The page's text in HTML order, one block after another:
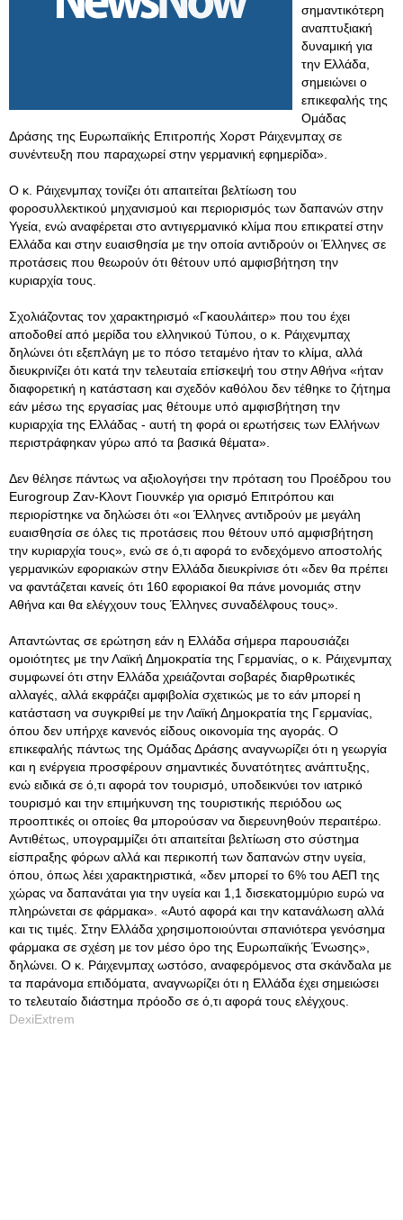
σημαντικότερη
αναπτυξιακή
δυναμική για
την Ελλάδα,
σημειώνει ο
επικεφαλής της
Ομάδας
Δράσης της Ευρωπαϊκής Επιτροπής Χορστ Ράιχενμπαχ σε
συνέντευξη που παραχωρεί στην γερμανική εφημερίδα».
Ο κ. Ράιχενμπαχ τονίζει ότι απαιτείται βελτίωση του
φοροσυλλεκτικού μηχανισμού και περιορισμός των δαπανών στην
Υγεία, ενώ αναφέρεται στο αντιγερμανικό κλίμα που επικρατεί στην
Ελλάδα και στην ευαισθησία με την οποία αντιδρούν οι Έλληνες σε
προτάσεις που θεωρούν ότι θέτουν υπό αμφισβήτηση την
κυριαρχία τους.
Σχολιάζοντας τον χαρακτηρισμό «Γκαουλάιτερ» που του έχει
αποδοθεί από μερίδα του ελληνικού Τύπου, ο κ. Ράιχενμπαχ
δηλώνει ότι εξεπλάγη με το πόσο τεταμένο ήταν το κλίμα, αλλά
διευκρινίζει ότι κατά την τελευταία επίσκεψή του στην Αθήνα «ήταν
διαφορετική η κατάσταση και σχεδόν καθόλου δεν τέθηκε το ζήτημα
εάν μέσω της εργασίας μας θέτουμε υπό αμφισβήτηση την
κυριαρχία της Ελλάδας - αυτή τη φορά οι ερωτήσεις των Ελλήνων
περιστράφηκαν γύρω από τα βασικά θέματα».
Δεν θέλησε πάντως να αξιολογήσει την πρόταση του Προέδρου του
Eurogroup Ζαν-Κλοντ Γιουνκέρ για ορισμό Επιτρόπου και
περιορίστηκε να δηλώσει ότι «οι Έλληνες αντιδρούν με μεγάλη
ευαισθησία σε όλες τις προτάσεις που θέτουν υπό αμφισβήτηση
την κυριαρχία τους», ενώ σε ό,τι αφορά το ενδεχόμενο αποστολής
γερμανικών εφοριακών στην Ελλάδα διευκρίνισε ότι «δεν θα πρέπει
να φαντάζεται κανείς ότι 160 εφοριακοί θα πάνε μονομιάς στην
Αθήνα και θα ελέγχουν τους Έλληνες συναδέλφους τους».
Απαντώντας σε ερώτηση εάν η Ελλάδα σήμερα παρουσιάζει
ομοιότητες με την Λαϊκή Δημοκρατία της Γερμανίας, ο κ. Ράιχενμπαχ
συμφωνεί ότι στην Ελλάδα χρειάζονται σοβαρές διαρθρωτικές
αλλαγές, αλλά εκφράζει αμφιβολία σχετικώς με το εάν μπορεί η
κατάσταση να συγκριθεί με την Λαϊκή Δημοκρατία της Γερμανίας,
όπου δεν υπήρχε κανενός είδους οικονομία της αγοράς. Ο
επικεφαλής πάντως της Ομάδας Δράσης αναγνωρίζει ότι η γεωργία
και η ενέργεια προσφέρουν σημαντικές δυνατότητες ανάπτυξης,
ενώ ειδικά σε ό,τι αφορά τον τουρισμό, υποδεικνύει τον ιατρικό
τουρισμό και την επιμήκυνση της τουριστικής περιόδου ως
προοπτικές οι οποίες θα μπορούσαν να διερευνηθούν περαιτέρω.
Αντιθέτως, υπογραμμίζει ότι απαιτείται βελτίωση στο σύστημα
είσπραξης φόρων αλλά και περικοπή των δαπανών στην υγεία,
όπου, όπως λέει χαρακτηριστικά, «δεν μπορεί το 6% του ΑΕΠ της
χώρας να δαπανάται για την υγεία και 1,1 δισεκατομμύριο ευρώ να
πληρώνεται σε φάρμακα». «Αυτό αφορά και την κατανάλωση αλλά
και τις τιμές. Στην Ελλάδα χρησιμοποιούνται σπανιότερα γενόσημα
φάρμακα σε σχέση με τον μέσο όρο της Ευρωπαϊκής Ένωσης»,
δηλώνει. Ο κ. Ράιχενμπαχ ωστόσο, αναφερόμενος στα σκάνδαλα με
τα παράνομα επιδόματα, αναγνωρίζει ότι η Ελλάδα έχει σημειώσει
το τελευταίο διάστημα πρόοδο σε ό,τι αφορά τους ελέγχους.
DexiExtrem